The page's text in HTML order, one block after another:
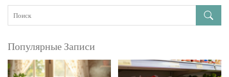
Популярные Записи